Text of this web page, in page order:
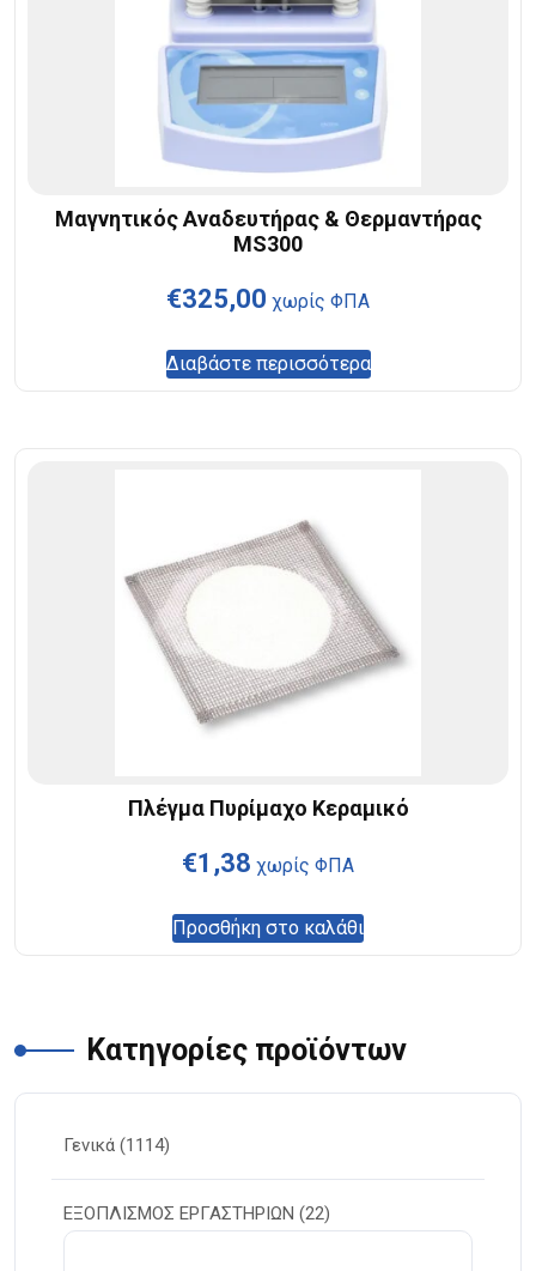
Μαγνητικός Αναδευτήρας & Θερμαντήρας
MS300
€325,00 χωρίς ΦΠΑ
Διαβάστε περισσότερα
Πλέγμα Πυρίμαχο Κεραμικό
€1,38 χωρίς ΦΠΑ
Προσθήκη στο καλάθι
Κατηγορίες προϊόντων
Γενικά (1114)
ΕΞΟΠΛΙΣΜΟΣ ΕΡΓΑΣΤΗΡΙΩΝ (22)